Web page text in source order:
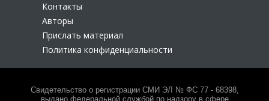
Контакты
Авторы
Прислать материал
Политика конфиденциальности
Свидетельство о регистрации СМИ ЭЛ № ФС 77 - 68398,
выдано федеральной службой по надзору в сфере